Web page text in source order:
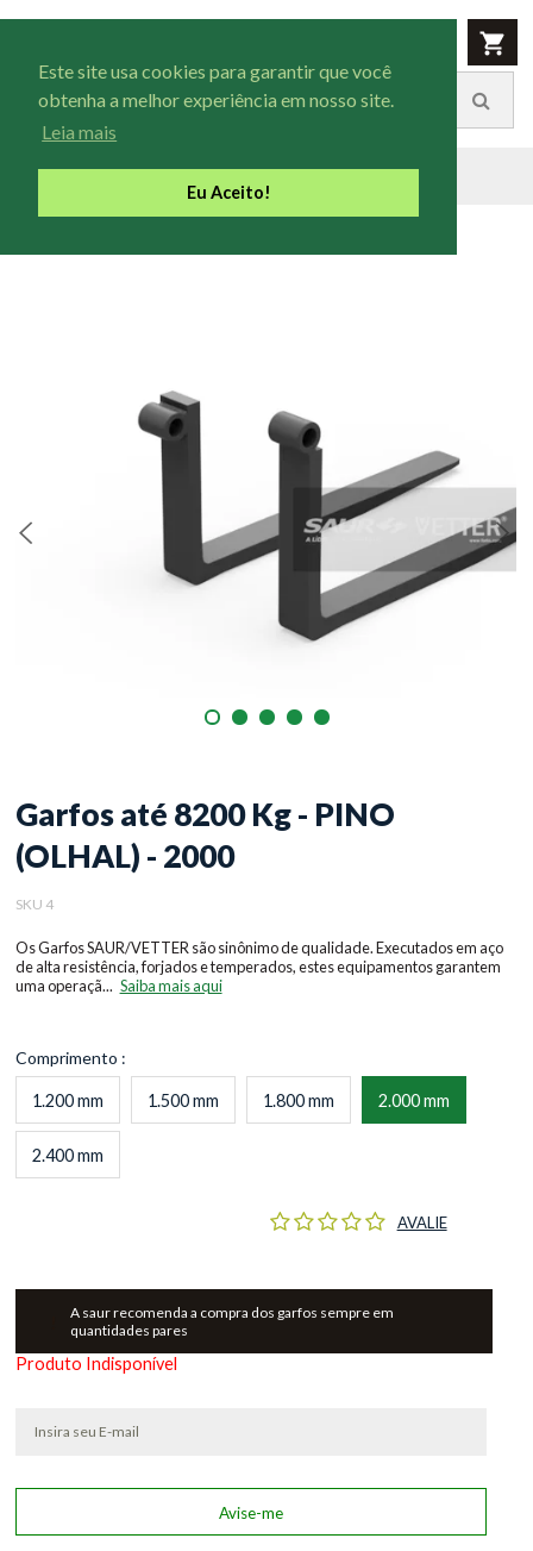
Este site usa cookies para garantir que você
obtenha a melhor experiência em nosso site.
Leia mais
Eu Aceito!
GARFOS PINO Até 8.200 Kg
Garfos até 8200 Kg - PINO
(OLHAL) - 2000
SKU 4
Os Garfos SAUR/VETTER são sinônimo de qualidade. Executados em aço
de alta resistência, forjados e temperados, estes equipamentos garantem
uma operaçã... Saiba mais aqui
Comprimento
1.200 mm 1.500 mm 1.800 mm 2.000 mm
2.400 mm
AVALIE
A saur recomenda a compra dos garfos sempre em
quantidades pares
Produto Indisponível